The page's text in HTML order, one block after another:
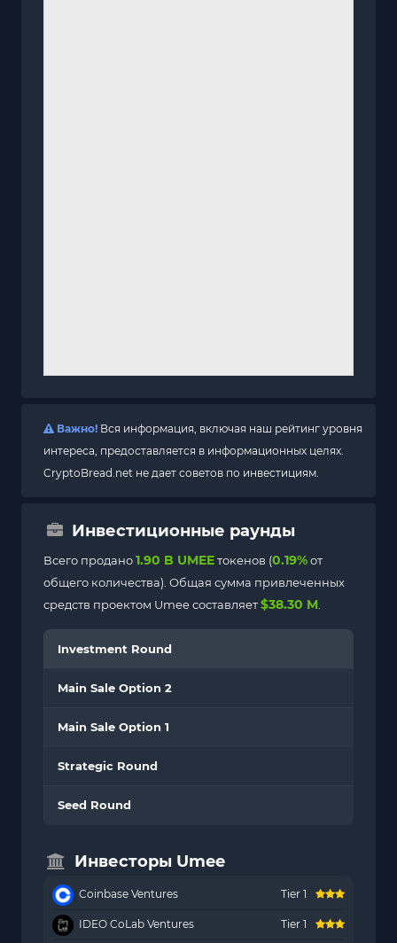
Важно! Вся информация, включая наш рейтинг уровня
интереса, предоставляется в информационных целях.
CryptoBread.net не дает советов по инвестициям.
Инвестиционные раунды
Всего продано1.90 B UMEEтокенов (0.19%от
общего количества). Общая сумма привлеченных
средств проектом Umee составляет$38.30 M
Investment Round
Main Sale Option 2
Main Sale Option 1
Strategic Round
Seed Round
Инвесторы Umee
Coinbase Ventures Tier 1
IDEO CoLab Ventures Tier 1